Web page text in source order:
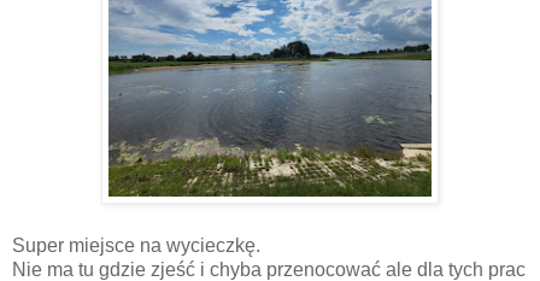
Super miejsce na wycieczkę.
Nie ma tu gdzie zjeść i chyba przenocować ale dla tych prac